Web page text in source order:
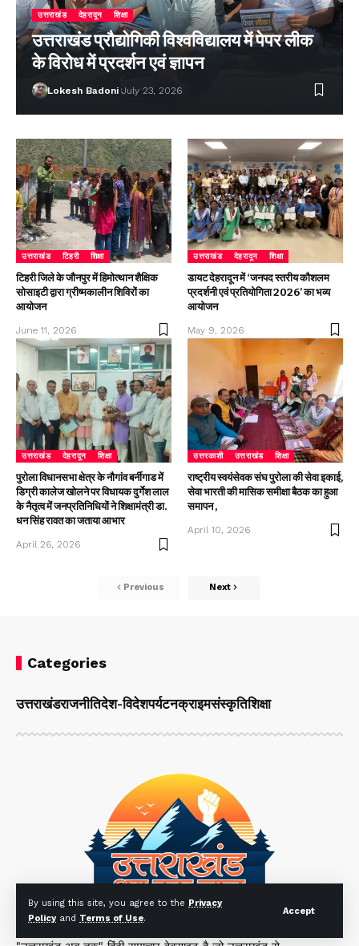
By using this site, you agree to the Privacy
Policyand Terms of Use.
Accept
उत्तराखंड देहरादून शिक्षा
उत्तराखंड प्रौद्योगिकी विश्वविद्यालय में पेपर लीक
के विरोध में प्रदर्शन एवं ज्ञापन
Lokesh Badoni July 23, 2026
उत्तराखंड टिहरी शिक्षा
टिहरी जिले के जौनपुर में हिमोत्थान शैक्षिक
सोसाइटी द्वारा ग्रीष्मकालीन शिविरों का
आयोजन
June 11, 2026
उत्तराखंड देहरादून शिक्षा
डायट देहरादून में ‘जनपद स्तरीय कौशलम
प्रदर्शनी एवं प्रतियोगिता 2026’ का भव्य
आयोजन
May 9, 2026
उत्तराखंड देहरादून शिक्षा
पुरोला विधानसभा क्षेत्र के नौगांव बर्नीगाड में
डिग्री कालेज खोलने पर विधायक दुर्गेश लाल
के नैतृत्व में जनप्रतिनिधियों ने शिक्षामंत्री डा.
धन सिंह रावत का जताया आभार
April 26, 2026
उत्तरकाशी उत्तराखंड शिक्षा
राष्ट्रीय स्वयंसेवक संघ पुरोला की सेवा इकाई,
सेवा भारती की मासिक समीक्षा बैठक का हुआ
समापन ,
April 10, 2026
Previous Next
Categories
उत्तराखंडराजनीतिदेश-विदेशपर्यटनक्राइमसंस्कृतिशिक्षा